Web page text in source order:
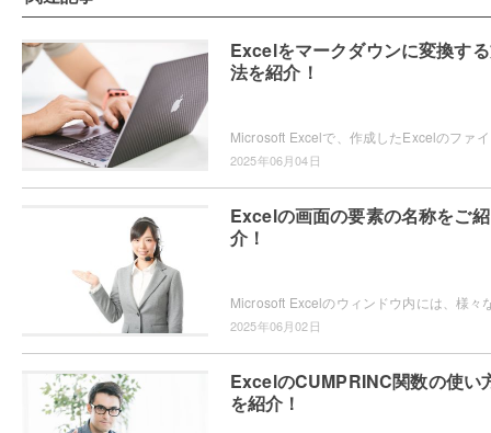
Excelをマークダウンに変換す
法を紹介！
2025年06月04日
Excelの画面の要素の名称をご紹
介！
2025年06月02日
ExcelのCUMPRINC関数の使い
を紹介！